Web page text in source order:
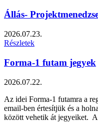
Állás-
2026.07.23.
Részletek
Forma-1 futam jegyek
2026.07.22.
Az idei Forma-1 futamra a
email-ben értesítjük és a
között vehetik át jegyeiket.